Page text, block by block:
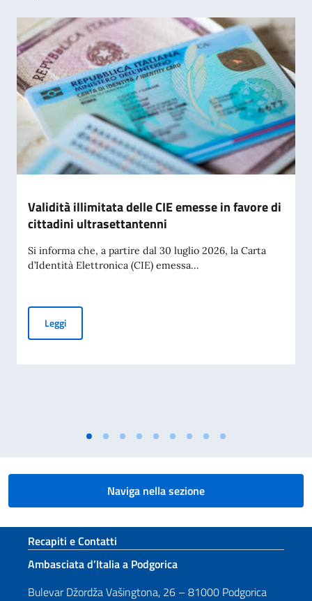
Validità illimitata delle CIE emesse in favore di
cittadini ultrasettantenni
Si informa che, a partire dal 30 luglio 2026, la Carta
d’Identità Elettronica (CIE) emessa...
LeggiValidità illimitata delle CIE emesse in favore di cittadini
Naviga nella sezione
Sezione footer
Recapiti e Contatti
Ambasciata d’Italia a Podgorica
Bulevar Džordža Vašingtona, 26 – 81000 Podgorica